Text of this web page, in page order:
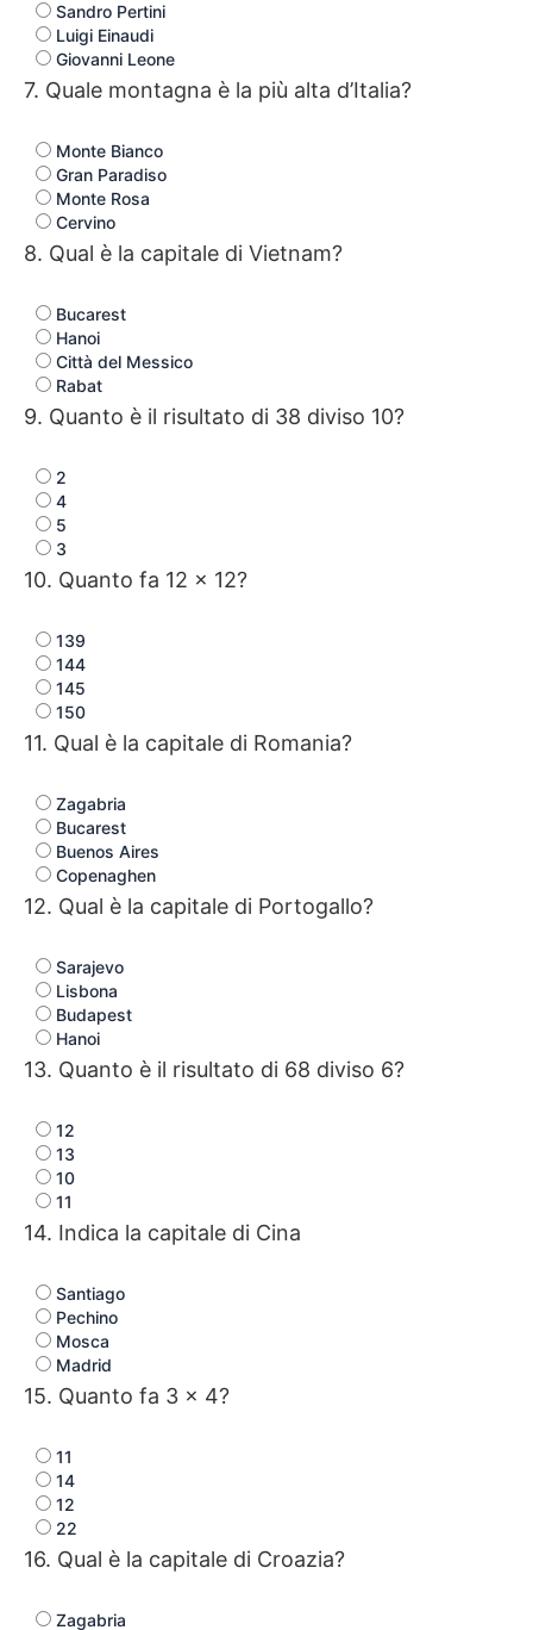
Sandro Pertini
Luigi Einaudi
Giovanni Leone
7. Quale montagna è la più alta d’Italia?
Monte Bianco
Gran Paradiso
Monte Rosa
Cervino
8. Qual è la capitale di Vietnam?
Bucarest
Hanoi
Città del Messico
Rabat
9. Quanto è il risultato di 38 diviso 10?
2
4
5
3
10. Quanto fa 12 × 12?
139
144
145
150
11. Qual è la capitale di Romania?
Zagabria
Bucarest
Buenos Aires
Copenaghen
12. Qual è la capitale di Portogallo?
Sarajevo
Lisbona
Budapest
Hanoi
13. Quanto è il risultato di 68 diviso 6?
12
13
10
11
14. Indica la capitale di Cina
Santiago
Pechino
Mosca
Madrid
15. Quanto fa 3 × 4?
11
14
12
22
16. Qual è la capitale di Croazia?
Zagabria